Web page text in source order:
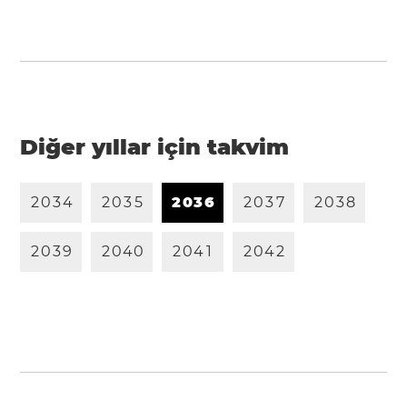
Diğer yıllar için takvim
2034 2035 2036 2037 2038
2039 2040 2041 2042